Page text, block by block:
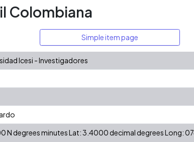
Colombiana
Simple item page
Icesi - Investigadores
N degrees minutes Lat: 3.4000 decimal degrees Long: